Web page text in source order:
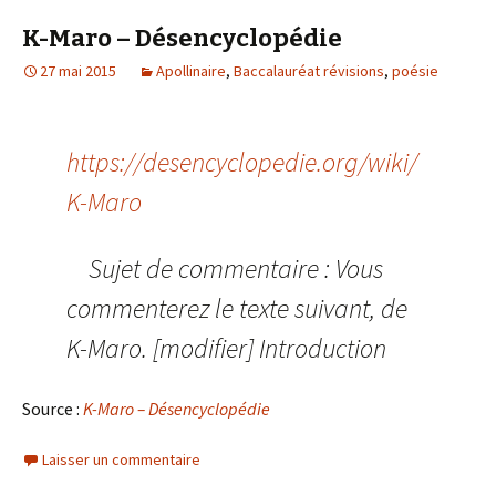
K-Maro – Désencyclopédie
27 mai 2015 Apollinaire, Baccalauréat révisions, poésie
https://desencyclopedie.org/wiki/
K-Maro
Sujet de commentaire : Vous
commenterez le texte suivant, de
K-Maro. [modifier] Introduction
Source : K-Maro – Désencyclopédie
Laisser un commentaire